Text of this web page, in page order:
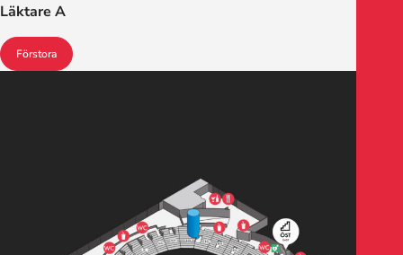
Läktare A
Förstora